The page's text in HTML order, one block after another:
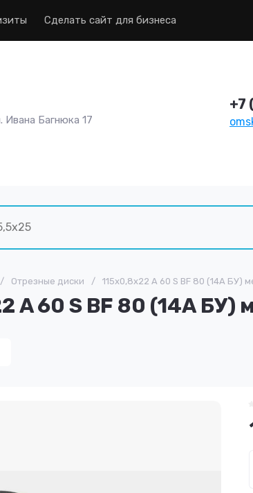
Сделать сайт для бизнеса
Ивана Багнюка 17
+7
/ Отрезные диски / 115х0,8х22 A 60 S BF 80 (14А БУ)
A 60 S BF 80 (14А БУ)